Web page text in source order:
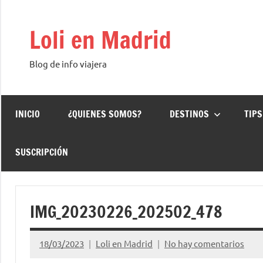
contenidoLoli en Madrid
Blog de info viajera
INICIO ¿QUIENES SOMOS? DESTINOS
SUSCRIPCIÓN
IMG_20230226_202502_478
18/03/2023 Loli en Madrid No hay comentarios